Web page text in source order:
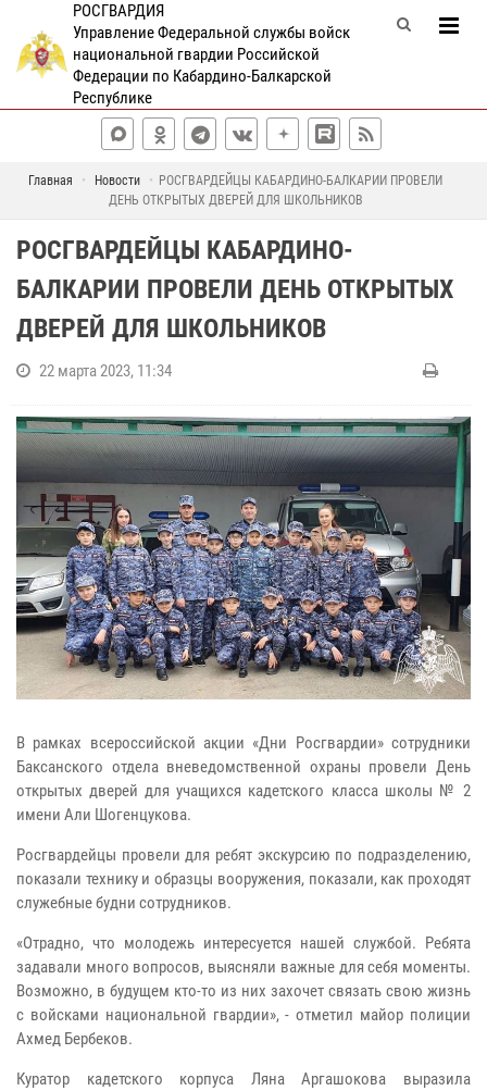
РОСГВАРДИЯ
Управление Федеральной службы войск
национальной гвардии Российской
Федерации по Кабардино-Балкарской
Республике
Главная Новости
РОСГВАРДЕЙЦЫ КАБАРДИНО-БАЛКАРИИ ПРОВЕЛИ
ДЕНЬ ОТКРЫТЫХ ДВЕРЕЙ ДЛЯ ШКОЛЬНИКОВ
РОСГВАРДЕЙЦЫ КАБАРДИНО-
БАЛКАРИИ ПРОВЕЛИ ДЕНЬ ОТКРЫТЫХ
ДВЕРЕЙ ДЛЯ ШКОЛЬНИКОВ
22 марта 2023, 11:34
В рамках всероссийской акции «Дни Росгвардии» сотрудники
Баксанского отдела вневедомственной охраны провели День
открытых дверей для учащихся кадетского класса школы № 2
имени Али Шогенцукова.
Росгвардейцы провели для ребят экскурсию по подразделению,
показали технику и образцы вооружения, показали, как проходят
служебные будни сотрудников.
«Отрадно, что молодежь интересуется нашей службой. Ребята
задавали много вопросов, выясняли важные для себя моменты.
Возможно, в будущем кто-то из них захочет связать свою жизнь
с войсками национальной гвардии», - отметил майор полиции
Ахмед Бербеков.
Куратор кадетского корпуса Ляна Аргашокова выразила